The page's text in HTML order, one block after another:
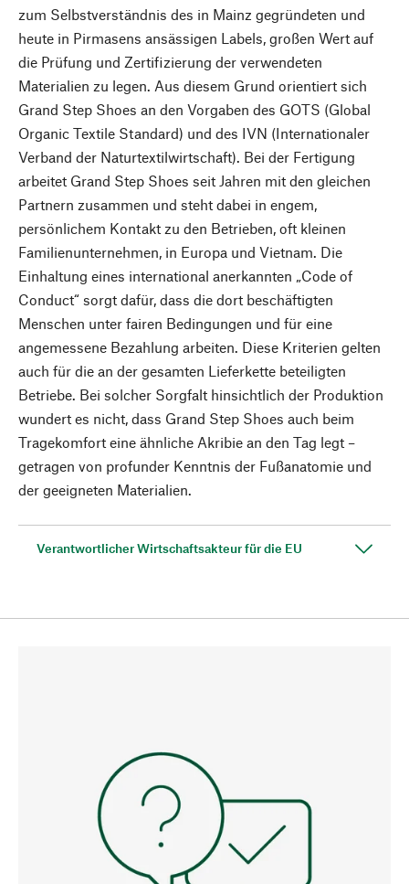
zum Selbstverständnis des in Mainz gegründeten und
heute in Pirmasens ansässigen Labels, großen Wert auf
die Prüfung und Zertifizierung der verwendeten
Materialien zu legen. Aus diesem Grund orientiert sich
Grand Step Shoes an den Vorgaben des GOTS (Global
Organic Textile Standard) und des IVN (Internationaler
Verband der Naturtextilwirtschaft). Bei der Fertigung
arbeitet Grand Step Shoes seit Jahren mit den gleichen
Partnern zusammen und steht dabei in engem,
persönlichem Kontakt zu den Betrieben, oft kleinen
Familienunternehmen, in Europa und Vietnam. Die
Einhaltung eines international anerkannten „Code of
Conduct“ sorgt dafür, dass die dort beschäftigten
Menschen unter fairen Bedingungen und für eine
angemessene Bezahlung arbeiten. Diese Kriterien gelten
auch für die an der gesamten Lieferkette beteiligten
Betriebe. Bei solcher Sorgfalt hinsichtlich der Produktion
wundert es nicht, dass Grand Step Shoes auch beim
Tragekomfort eine ähnliche Akribie an den Tag legt –
getragen von profunder Kenntnis der Fußanatomie und
der geeigneten Materialien.
Verantwortlicher Wirtschaftsakteur für die EU